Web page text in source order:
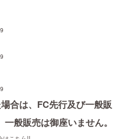
合は、FC先行及び一般販
般販売は御座いません。